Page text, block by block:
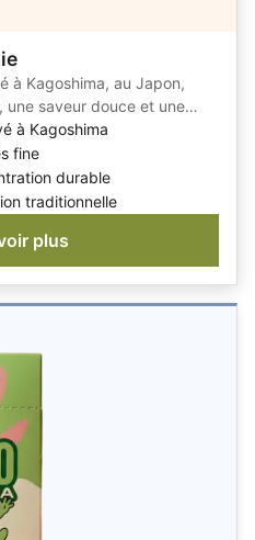
à Kagoshima, au Japon,
saveur douce et une
à Kagoshima
fine
durable
traditionnelle
plus